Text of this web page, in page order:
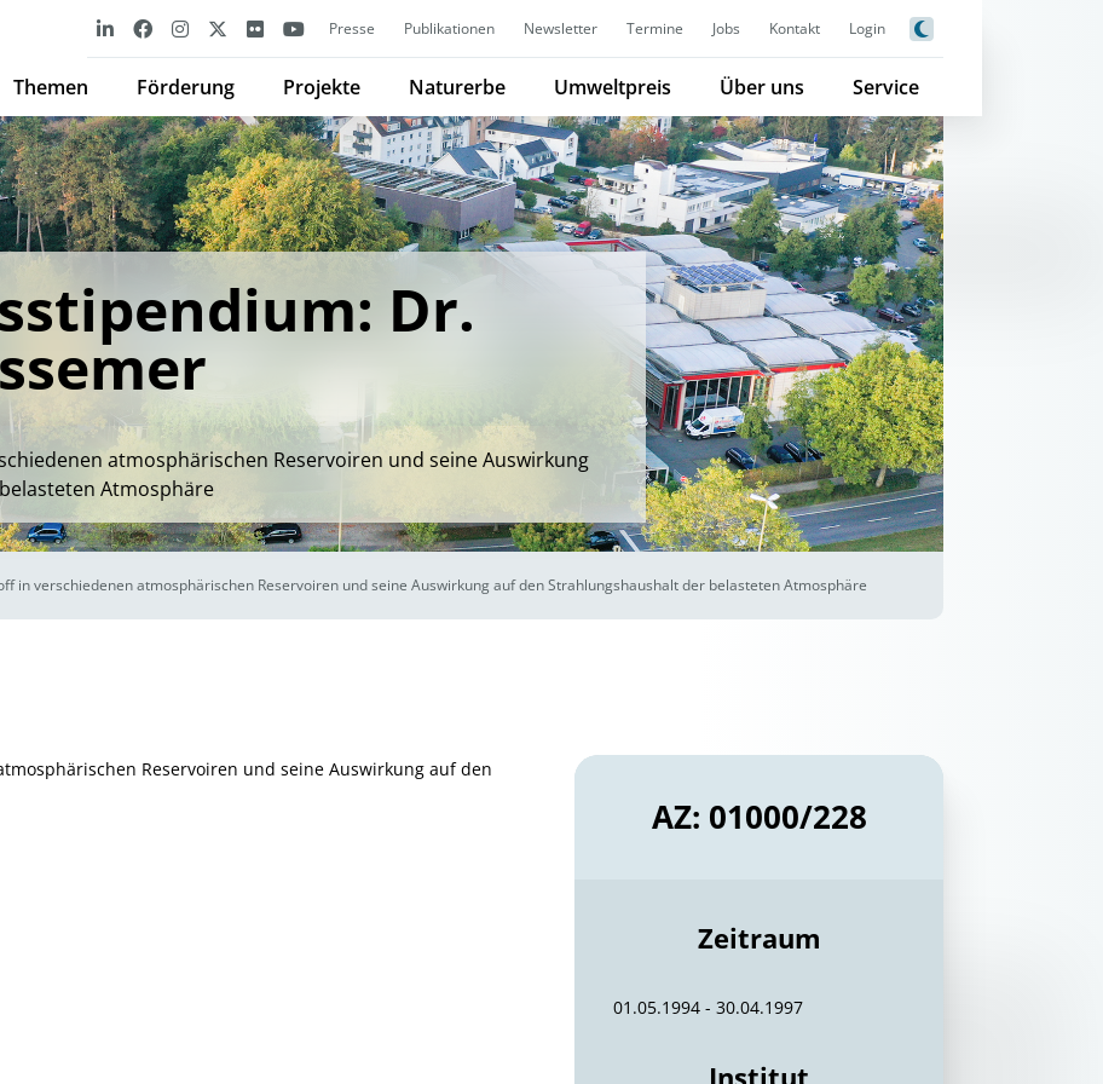
Presse Publikationen Newsletter Termine Jobs Kontakt Login
Themen Förderung Projekte Naturerbe Umweltpreis Über uns Service
Dr.
atmosphärischen Reservoiren und seine Auswirkung
Atmosphäre
in verschiedenen atmosphärischen Reservoiren und seine Auswirkung auf den Strahlungshaushalt der belasteten Atmosphäre
Reservoiren und seine Auswirkung auf den
AZ: 01000/228
Zeitraum
01.05.1994 - 30.04.1997
Institut